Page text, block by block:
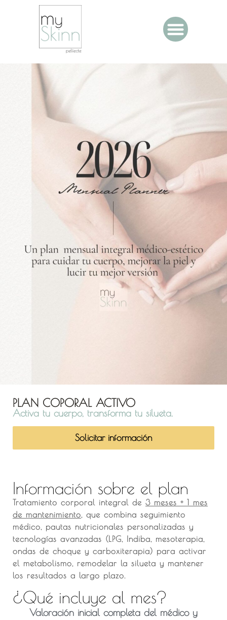
PLAN COPORAL ACTIVO
Activa tu cuerpo, transforma tu silueta.
Solicitar información
Información sobre el plan
Tratamiento corporal integral de 3 meses + 1 mes
de mantenimiento, que combina seguimiento
médico, pautas nutricionales personalizadas y
tecnologías avanzadas (LPG, Indiba, mesoterapia,
ondas de choque y carboxiterapia) para activar
el metabolismo, remodelar la silueta y mantener
los resultados a largo plazo.
¿Qué incluye al mes?
Valoración inicial completa del médico y